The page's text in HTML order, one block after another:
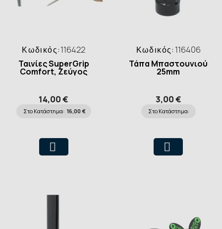
Κωδικός:116422
Ταινίες SuperGrip
Comfort, Ζεύγος
14,00 €
Στο Κατάστημα: 16,00 €
Κωδικός: 116406
Τάπα Μπαστουνιού
25mm
3,00 €
Στο Κατάστημα: